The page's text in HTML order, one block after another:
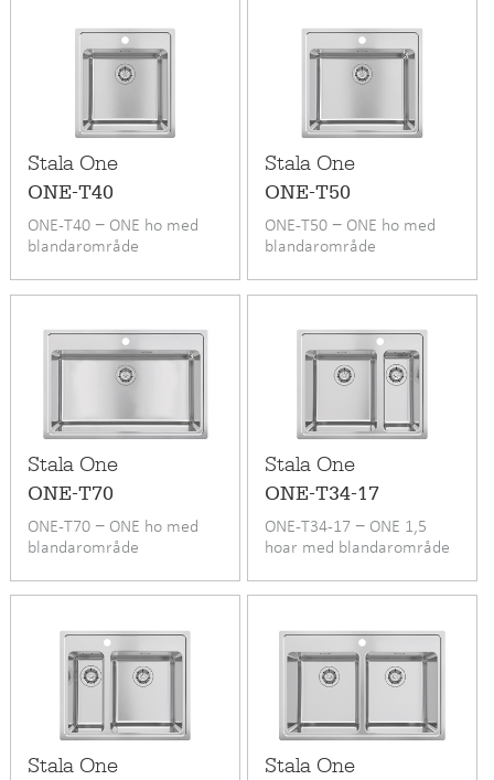
Stala One
ONE-T40
ONE-T40 − ONE ho med
blandarområde
Stala One
ONE-T50
ONE-T50 − ONE ho med
blandarområde
Stala One
ONE-T70
ONE-T70 − ONE ho med
blandarområde
Stala One
ONE-T34-17
ONE-T34-17 − ONE 1,5
hoar med blandarområde
Stala One Stala One